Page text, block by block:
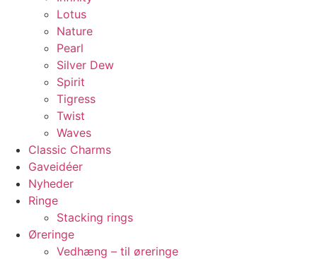
Lotus
Nature
Pearl
Silver Dew
Spirit
Tigress
Twist
Waves
Classic Charms
Gaveidéer
Nyheder
Ringe
Stacking rings
Øreringe
Vedhæng – til øreringe